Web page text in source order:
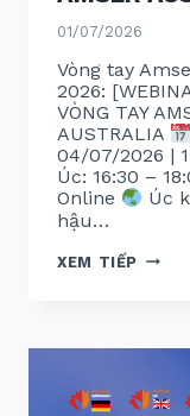
01/07/2026
Vòng tay
2026:
VÒNG TAY
AUSTRALIA
04/07/2026 |
Úc: 16:30 –
Online
Úc
hậu…
XEM TIẾP VÒNG